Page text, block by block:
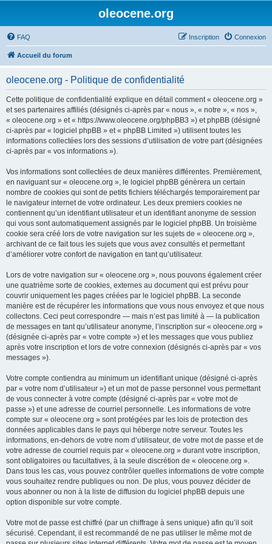
oleocene.org
FAQ Connexion
Inscription
Accueil du forum
oleocene.org - Politique de confidentialité
Cette politique de confidentialité explique en détail comment « oleocene.org »
et ses partenaires affiliés (désignés ci-après par « nous », « notre », « nos »,
« oleocene.org » et « https://www.oleocene.org/phpBB3 ») et phpBB (désigné
ci-après par « logiciel phpBB » et « phpBB Limited ») utilisent toutes les
informations collectées lors des sessions d’utilisation de votre part (désignées
ci-après par « vos informations »).
Vos informations sont collectées de deux manières différentes. Premièrement,
en naviguant sur « oleocene.org », le logiciel phpBB génèrera un certain
nombre de cookies qui sont de petits fichiers téléchargés temporairement par
le navigateur internet de votre ordinateur. Les deux premiers cookies ne
contiennent qu’un identifiant utilisateur et un identifiant anonyme de session
qui vous sont automatiquement assignés par le logiciel phpBB. Un troisième
cookie sera créé lors de votre navigation sur les sujets de « oleocene.org »,
archivant de ce fait tous les sujets que vous avez consultés et permettant
d’améliorer votre confort de navigation en tant qu’utilisateur.
Lors de votre navigation sur « oleocene.org », nous pouvons également créer
une quatrième sorte de cookies, externes au document qui est prévu pour
couvrir uniquement les pages créées par le logiciel phpBB. La seconde
manière est de récupérer les informations que vous nous envoyez et que nous
collectons. Ceci peut correspondre — mais n’est pas limité à — la publication
de messages en tant qu’utilisateur anonyme, l’inscription sur « oleocene.org »
(désignée ci-après par « votre compte ») et les messages que vous publiez
après votre inscription et lors de votre connexion (désignés ci-après par « vos
messages »).
Votre compte contiendra au minimum un identifiant unique (désigné ci-après
par « votre nom d’utilisateur ») et un mot de passe personnel vous permettant
de vous connecter à votre compte (désigné ci-après par « votre mot de
passe ») et une adresse de courriel personnelle. Les informations de votre
compte sur « oleocene.org » sont protégées par les lois de protection des
données applicables dans le pays qui héberge notre serveur. Toutes les
informations, en-dehors de votre nom d’utilisateur, de votre mot de passe et de
votre adresse de courriel requis par « oleocene.org » durant votre inscription,
sont obligatoires ou facultatives, à la seule discrétion de « oleocene.org ».
Dans tous les cas, vous pouvez contrôler quelles informations de votre compte
vous souhaitez rendre publiques ou non. De plus, vous pouvez décider de
vous abonner ou non à la liste de diffusion du logiciel phpBB depuis une
option disponible sur votre compte.
Votre mot de passe est chiffré (par un chiffrage à sens unique) afin qu’il soit
sécurisé. Cependant, il est recommandé de ne pas utiliser le même mot de